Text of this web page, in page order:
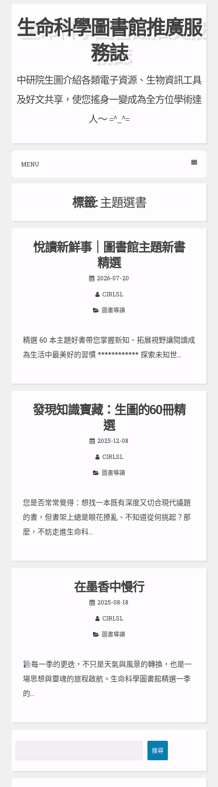
to
content
生命科學圖書館推廣服
務誌
中研院生圖介紹各類電子資源、生物資訊工具
及好文共享，使您搖身一變成為全方位學術達
人～ =^_^=
MENU
標籤:主題選書
悅讀新鮮事｜圖書館主題新書
精選
2026-07-20
CIRLSL
圖書導讀
精選 60 本主題好書帶您掌握新知、拓展視野讓閱讀成
為生活中最美好的習慣 ************ 探索未知世…
發現知識寶藏：生圖的60冊精
選
2025-12-08
CIRLSL
圖書導讀
您是否常常覺得：想找一本既有深度又切合現代議題
的書，但書架上總是眼花撩亂、不知道從何挑起？那
麼，不妨走進生命科…
在墨香中慢行
2025-08-18
CIRLSL
圖書導讀
每一季的更迭，不只是天氣與風景的轉換，也是一
場思想與靈魂的旅程啟航。生命科學圖書館精選一季
的…
尋
搜尋